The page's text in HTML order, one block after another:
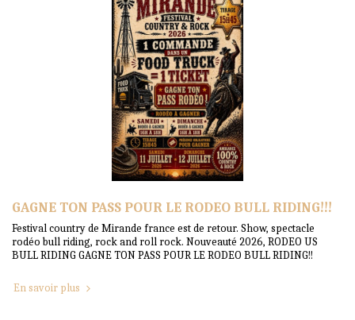
GAGNE TON PASS POUR LE RODEO BULL RIDING!!!
Festival country de Mirande france est de retour. Show, spectacle
rodéo bull riding, rock and roll rock. Nouveauté 2026, RODEO US
BULL RIDING GAGNE TON PASS POUR LE RODEO BULL RIDING!!
En savoir plus